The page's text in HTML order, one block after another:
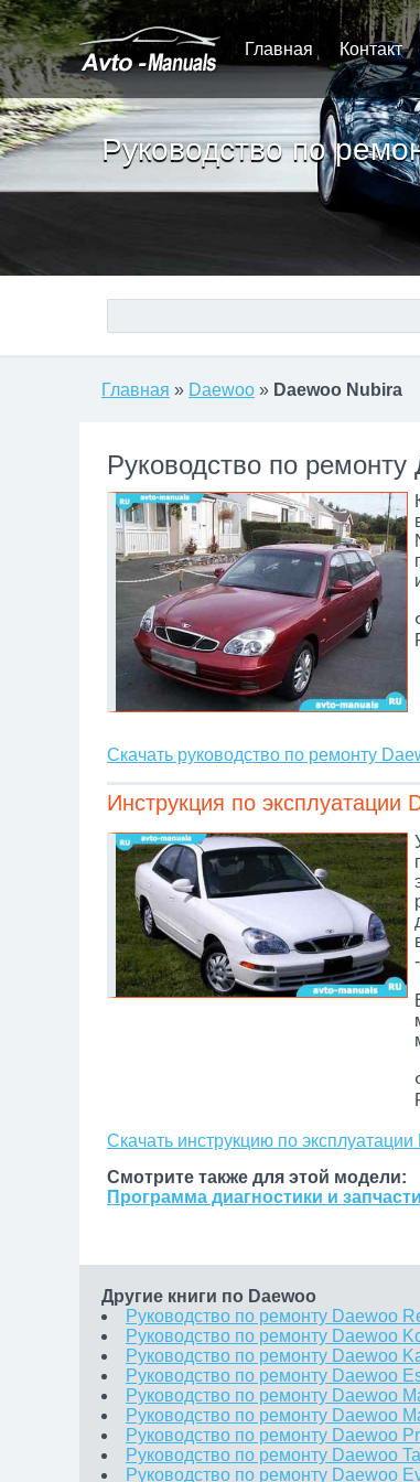
Главная Контакт
Руководство по
Главная » Daewoo » Daewoo Nubira
Руководство по
Скачать руководство по ремонту
Инструкция по эксплуатации
Скачать инструкцию по
Смотрите также для этой модели:
Программа диагностики и
Другие книги по Daewoo
Руководство по ремонту Daewoo
Руководство по ремонту Daewoo
Руководство по ремонту Daewoo
Руководство по ремонту Daewoo
Руководство по ремонту Daewoo
Руководство по ремонту Daewoo
Руководство по ремонту Daewoo
Руководство по ремонту Daewoo
Руководство по ремонту Daewoo